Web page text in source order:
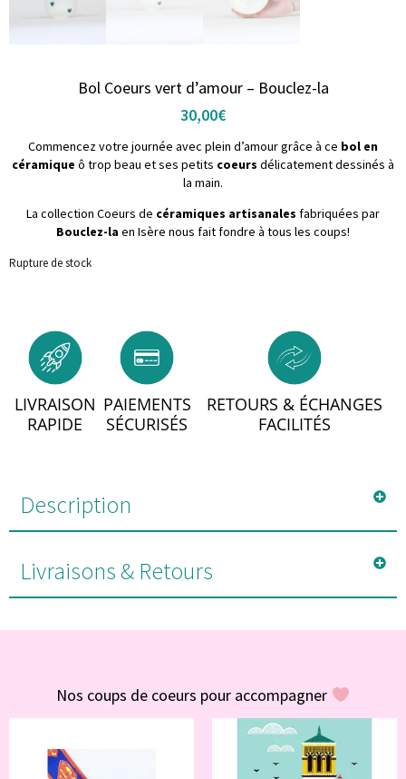
Bol Coeurs vert d’amour – Bouclez-la
30,00€
Commencez votre journée avec plein d’amour grâce à ce bol en
céramique ô trop beau et ses petits coeurs délicatement dessinés à
la main.
La collection Coeurs de céramiques artisanales fabriquées par
Bouclez-la en Isère nous fait fondre à tous les coups!
Rupture de stock
LIVRAISON
RAPIDE
PAIEMENTS
SÉCURISÉS
RETOURS & ÉCHANGES
FACILITÉS
Description
Livraisons & Retours
Nos coups de coeurs pour accompagner